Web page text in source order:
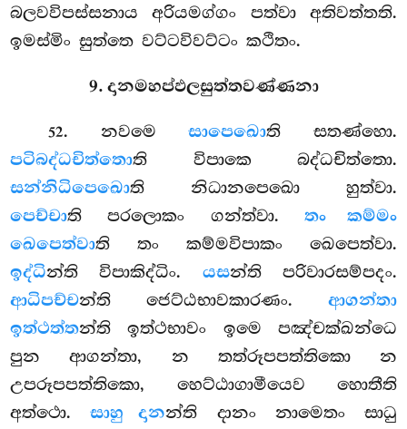
බලවවිපස්සනාය අරියමග්ගං පත්වා අතිවත්තති.
ඉමස්මිංසුත්තෙ වට්ටවිවට්ටං කථිතං.
9. දානමහප්ඵලසුත්තවණ්ණනා
52. නවමෙසාපෙඛොති සතණ්හො.
පටිබද්ධචිත්තොති විපාකෙ බද්ධචිත්තො.
සන්නිධිපෙඛොති නිධානපෙඛො හුත්වා.
පෙච්චාති පරලොකං ගන්ත්වා. තං කම්මං
ඛෙපෙත්වාති තං කම්මවිපාකං ඛෙපෙත්වා.
ඉද්ධින්ති විපාකිද්ධිං. යසන්ති පරිවාරසම්පදං.
ආධිපච්චන්ති ජෙට්ඨභාවකාරණං. ආගන්තා
ඉත්ථත්තන්ති ඉත්ථභාවං ඉමෙ පඤ්චක්ඛන්ධෙ
පුන ආගන්තා, න තත්රූපපත්තිකො න
උපරූපපත්තිකො, හෙට්ඨාගාමීයෙව හොතීති
අත්ථො.සාහු දානන්ති දානං නාමෙතං සාධු